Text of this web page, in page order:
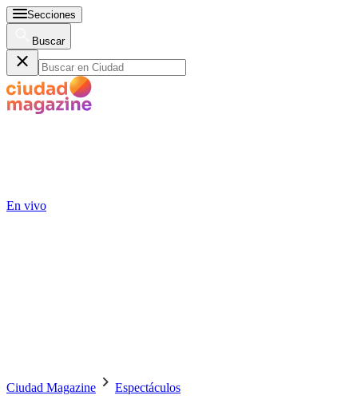
Secciones
Buscar
En vivo
Ciudad Magazine Espectáculos